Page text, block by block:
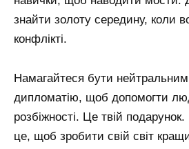
знайти золоту середину, коли
конфлікті.
Намагайтеся бути
дипломатію, щоб допомогти
розбіжності. Це твій
це, щоб зробити свій світ